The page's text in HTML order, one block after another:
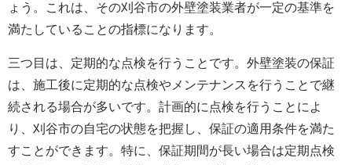
ょう。これは、その刈谷市の外壁塗装業者が一定の基準を
満たしていることの指標になります。
三つ目は、定期的な点検を行うことです。外壁塗装の保証
は、施工後に定期的な点検やメンテナンスを行うことで継
続される場合が多いです。計画的に点検を行うことによ
り、刈谷市の自宅の状態を把握し、保証の適用条件を満た
すことができます。特に、保証期間が長い場合は定期点検